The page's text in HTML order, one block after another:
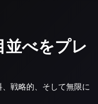
並べをプレ
戦略的、そして無限に